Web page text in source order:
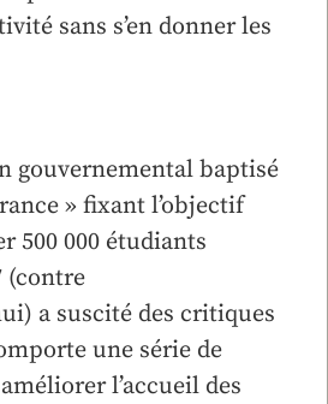
sans s’en donner les
gouvernemental baptisé
» fixant l’objectif
500 000 étudiants
(contre
a suscité des critiques
une série de
l’accueil des